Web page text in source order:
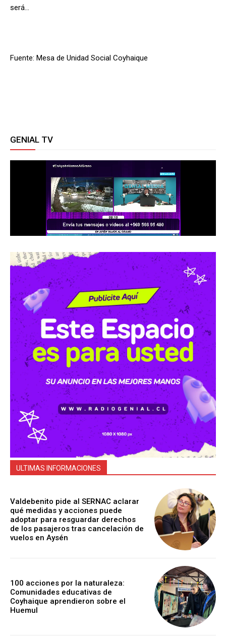
será…
Fuente: Mesa de Unidad Social Coyhaique
GENIAL TV
ULTIMAS INFORMACIONES
Valdebenito pide al SERNAC aclarar
qué medidas y acciones puede
adoptar para resguardar derechos
de los pasajeros tras cancelación de
vuelos en Aysén
100 acciones por la naturaleza:
Comunidades educativas de
Coyhaique aprendieron sobre el
Huemul